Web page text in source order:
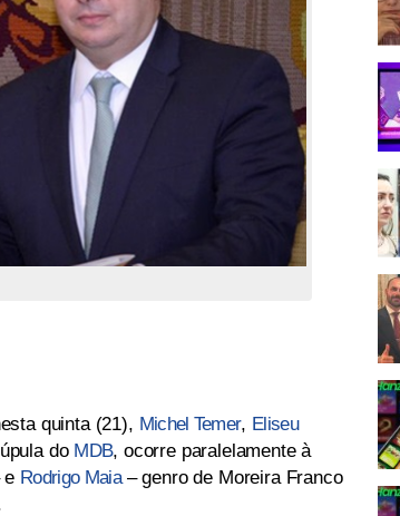
quinta (21), Michel Temer, Eliseu
do MDB, ocorre paralelamente à
Rodrigo Maia– genro de Moreira Franco